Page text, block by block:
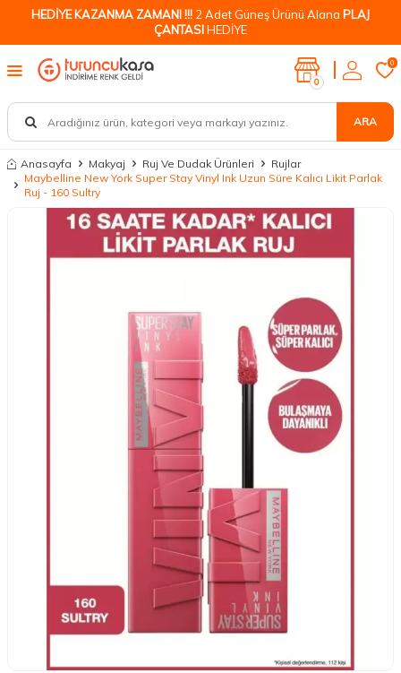
HEDİYE KAZANMA ZAMANI !!! 2 Adet Güneş Ürünü Alana PLAJ
ÇANTASIHEDİYE
ARA
0
0
Anasayfa Makyaj Ruj Ve Dudak Ürünleri
Rujlar
Maybelline New York Super Stay Vinyl Ink Uzun Süre Kalıcı Likit Parlak
Ruj - 160 Sultry